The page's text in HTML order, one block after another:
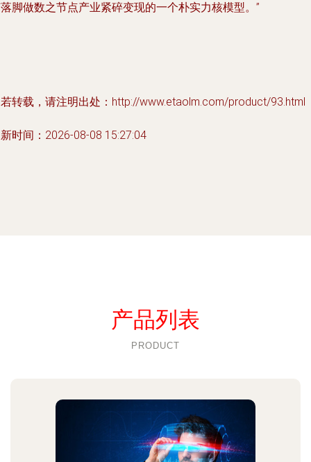
脚做数之节点产业紧碎变现的一个朴实力核模型。”
转载，请注明出处：http://www.etaolm.com/product/93.html
时间：2026-08-08 15:27:04
产品列表
PRODUCT